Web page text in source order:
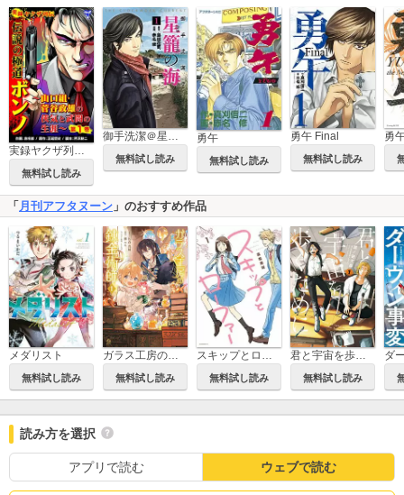
実録ヤクザ列伝 伝説の極道ボンノ～山口組・菅谷政雄の侠気と武闘の生涯～
無料試し読み
無料試し読み
勇午
無料試し読み
勇午 Final
無料試し読み
「 月刊アフタヌーン 」のおすすめ作品
メダリスト
無料試し読み 無料試し読み 無料試し読み 無料試し読み
ダ
読み方を選択
アプリで読む ウェブで読む